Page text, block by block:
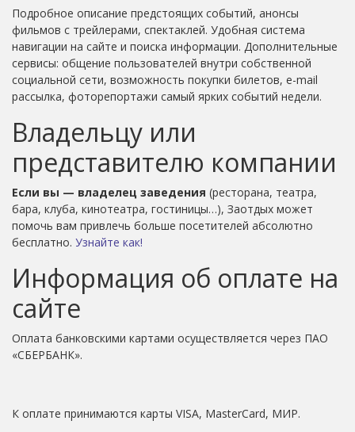
Подробное описание предстоящих событий, анонсы
фильмов с трейлерами, спектаклей. Удобная система
навигации на сайте и поиска информации. Дополнительные
сервисы: общение пользователей внутри собственной
социальной сети, возможность покупки билетов, e-mail
рассылка, фоторепортажи самый ярких событий недели.
Владельцу или
представителю компании
Если вы — владелец заведения (ресторана, театра,
бара, клуба, кинотеатра, гостиницы…), Заотдых может
помочь вам привлечь больше посетителей абсолютно
бесплатно. Узнайте как!
Информация об оплате на
сайте
Оплата банковскими картами осуществляется через ПАО
«СБЕРБАНК».
К оплате принимаются карты VISA, MasterCard, МИР.